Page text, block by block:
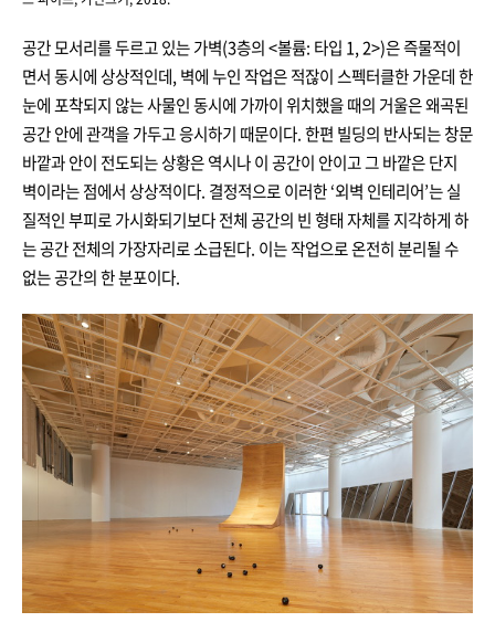
공간 모서리를 두르고 있는 가벽(3층의 <볼륨: 타입 1, 2>)은 즉물적이
면서 동시에 상상적인데, 벽에 누인 작업은 적잖이 스펙터클한 가운데 한
눈에 포착되지 않는 사물인 동시에 가까이 위치했을 때의 거울은 왜곡된
공간 안에 관객을 가두고 응시하기 때문이다. 한편 빌딩의 반사되는 창문
바깥과 안이 전도되는 상황은 역시나 이 공간이 안이고 그 바깥은 단지
벽이라는 점에서 상상적이다. 결정적으로 이러한 ‘외벽 인테리어’는 실
질적인 부피로 가시화되기보다 전체 공간의 빈 형태 자체를 지각하게 하
는 공간 전체의 가장자리로 소급된다. 이는 작업으로 온전히 분리될 수
없는 공간의 한 분포이다.